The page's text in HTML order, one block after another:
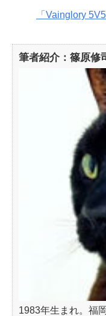
「Vainglory
筆者紹介：篠原修
1983年生まれ。福